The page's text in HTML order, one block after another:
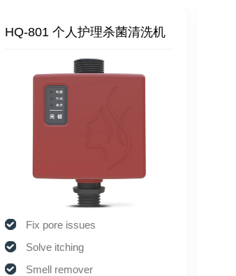
HQ-801 个人护理杀菌清洗机
Fix pore issues
Solve itching
Smell remover